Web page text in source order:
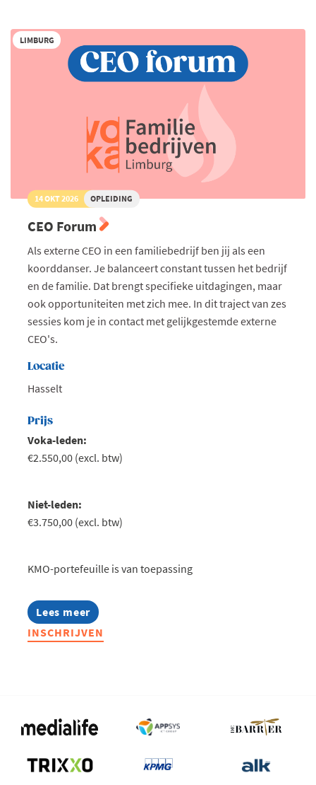
in
de
praktijk
LIMBURG
14 OKT 2026 OPLEIDING
CEO Forum
Als externe CEO in een familiebedrijf ben jij als een
koorddanser. Je balanceert constant tussen het bedrijf
en de familie. Dat brengt specifieke uitdagingen, maar
ook opportuniteiten met zich mee. In dit traject van zes
sessies kom je in contact met gelijkgestemde externe
CEO's.
Locatie
Hasselt
Prijs
Voka-leden:
€2.550,00 (excl. btw)
Niet-leden:
€3.750,00 (excl. btw)
KMO-portefeuille is van toepassing
Lees meer
about
CEO
Forum
INSCHRIJVEN